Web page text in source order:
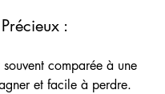
:
comparée à une
et facile à perdre.